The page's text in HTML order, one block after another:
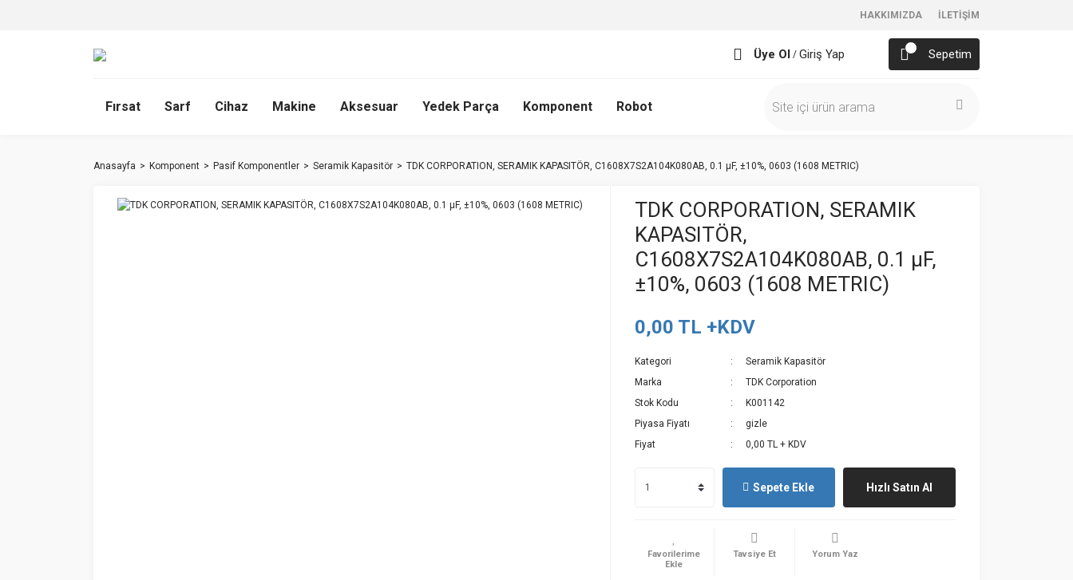
HAKKIMIZDA İLETİŞİM
Üye Ol / Giriş Yap Sepetim
Fırsat Sarf Cihaz Makine Aksesuar Yedek Parça Komponent Robot
Anasayfa Komponent Pasif Komponentler Seramik Kapasitör TDK CORPORATION, SERAMIK KAPASITÖR, C1608X7S2A104K080AB, 0.1 µF, ±10%, 0603 (1608 METRIC)
TDK CORPORATION, SERAMIK
KAPASITÖR,
C1608X7S2A104K080AB, 0.1 µF,
±10%, 0603 (1608 METRIC)
0,00 TL +KDV
Kategori
Seramik Kapasitör
Marka
TDK Corporation
Stok Kodu
K001142
Piyasa Fiyatı
gizle
Fiyat
0,00 TL + KDV
Sepete Ekle Hızlı Satın Al
Tavsiye Et Yorum Yaz